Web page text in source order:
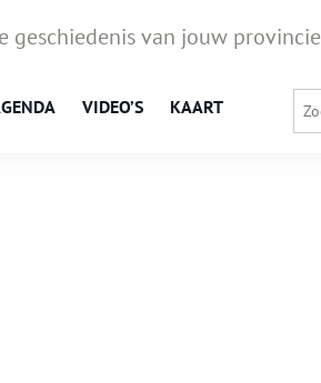
geschiedenis van jouw provincie
VIDEO’S KAART